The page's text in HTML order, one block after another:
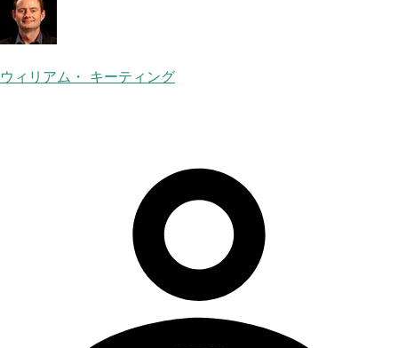
ウィリアム・ キーティング